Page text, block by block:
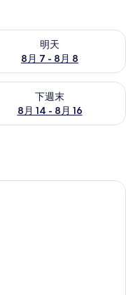
明天
8月 7 - 8月 8
天 (8月 7 - 8月 8) 的供
下週末
8月 14 - 8月 16
週末 (8月 14 - 8月 16)
房, 非吸煙房 (King,) | 羽絨